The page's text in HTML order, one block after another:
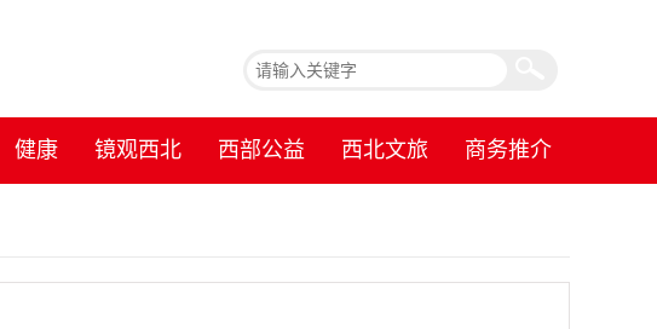
健康 镜观西北 西部公益 西北文旅 商务推介